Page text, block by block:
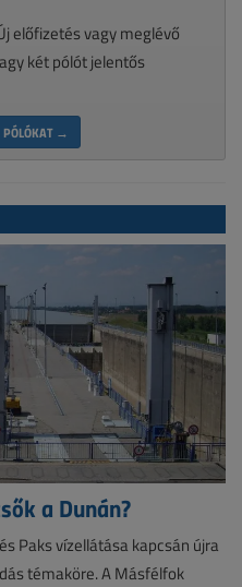
előfizetés vagy meglévő
két pólót jelentős
PÓLÓKAT →
a Dunán?
Paks vízellátása kapcsán újra
témaköre. A Másfélfok